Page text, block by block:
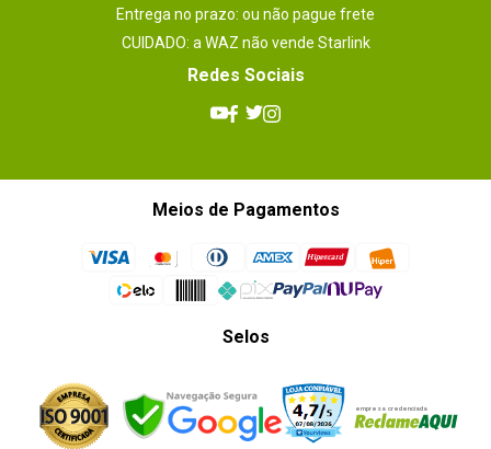
Entrega no prazo: ou não pague frete
CUIDADO: a WAZ não vende Starlink
Redes Sociais
Meios de Pagamentos
Selos